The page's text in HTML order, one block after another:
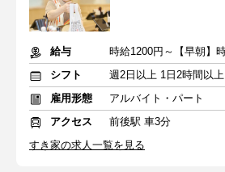
給与
シフト
週2日以上 1日2時間以上
雇用形態
アルバイト・パート
アクセス
前後駅 車3分
すき家の求人一覧を見る